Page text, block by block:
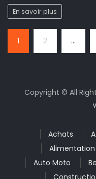
En savoir plus
1 2 …
Copyright © All
Achats
Alimentation
Auto Moto